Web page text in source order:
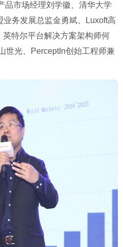
品市场经理刘学徽、清华大学
务发展总监金勇斌、Luxoft高
特尔平台解决方案架构师何
世光、PerceptIn创始工程师兼